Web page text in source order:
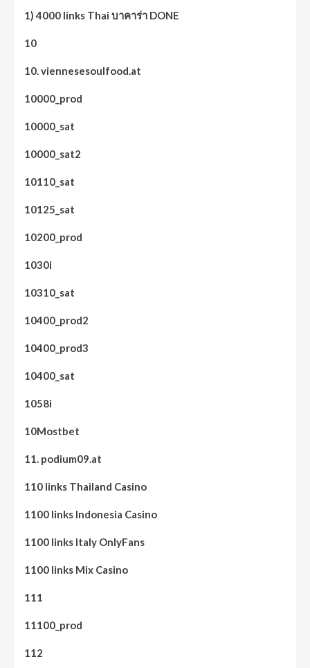
1) 4000 links Thai บาคาร่า DONE
10
10. viennesesoulfood.at
10000_prod
10000_sat
10000_sat2
10110_sat
10125_sat
10200_prod
1030i
10310_sat
10400_prod2
10400_prod3
10400_sat
1058i
10Mostbet
11. podium09.at
110 links Thailand Casino
1100 links Indonesia Casino
1100 links Italy OnlyFans
1100 links Mix Casino
111
11100_prod
112